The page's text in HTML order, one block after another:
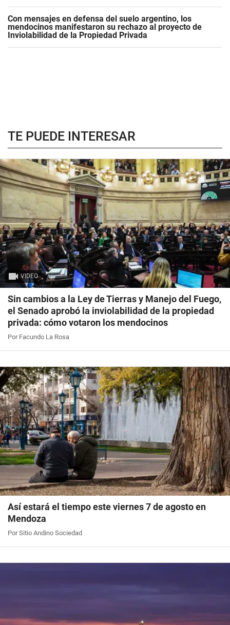
Con mensajes en defensa del suelo argentino, los
mendocinos manifestaron su rechazo al proyecto de
Inviolabilidad de la Propiedad Privada
TE PUEDE INTERESAR
VIDEO
Sin cambios a la Ley de Tierras y Manejo del Fuego,
el Senado aprobó la inviolabilidad de la propiedad
privada: cómo votaron los mendocinos
Por Facundo La Rosa
Así estará el tiempo este viernes 7 de agosto en
Mendoza
Por Sitio Andino Sociedad